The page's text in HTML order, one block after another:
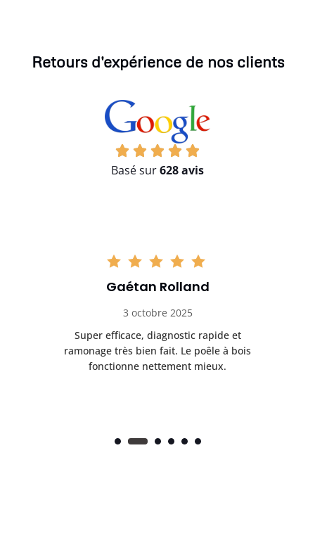
Retours d'expérience de nos clients
Basé sur628 avis
Gaétan Rolland
3 octobre 2025
Super efficace, diagnostic rapide et
ramonage très bien fait. Le poêle à bois
fonctionne nettement mieux.